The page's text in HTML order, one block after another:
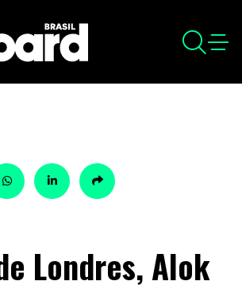
Londres, Alok